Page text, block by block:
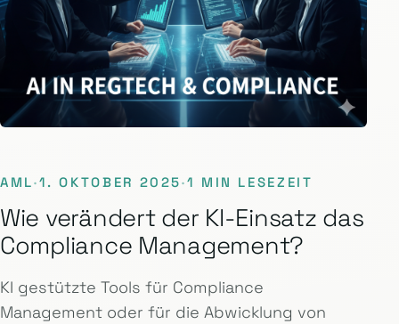
AML·1. OKTOBER 2025·1 MIN LESEZEIT
Wie verändert der KI-Einsatz das
Compliance Management?
KI gestützte Tools für Compliance
Management oder für die Abwicklung von